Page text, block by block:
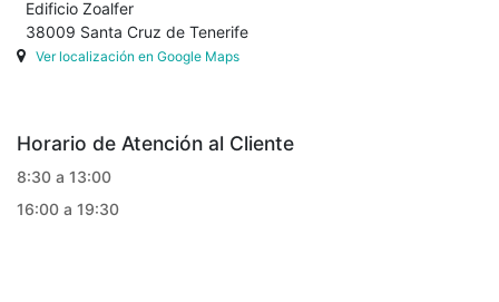
Edificio Zoalfer
38009 Santa Cruz de Tenerife
Ver localización en Google Maps
Horario de Atención al Cliente
8:30 a 13:00
16:00 a 19:30